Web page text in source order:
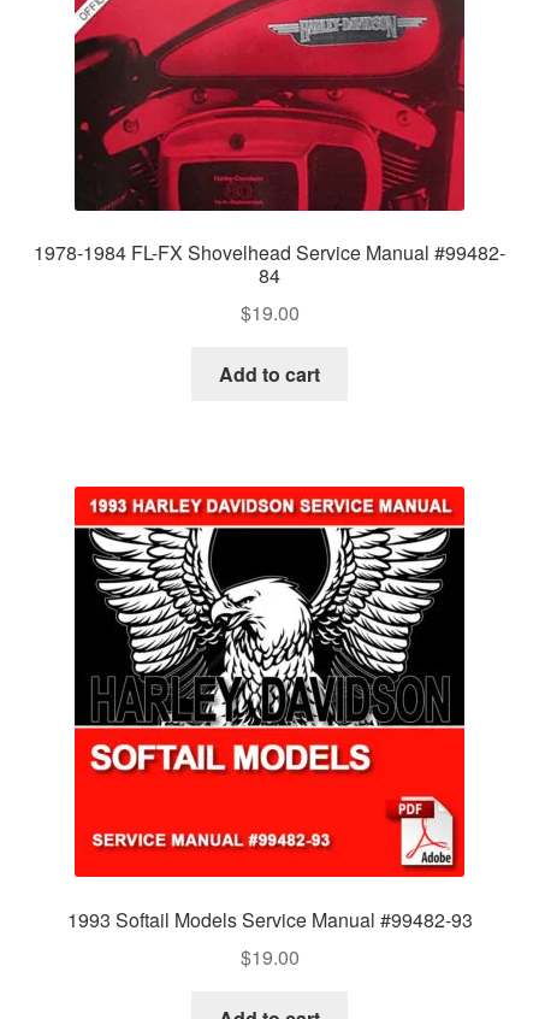
1978-1984 FL-FX Shovelhead Service Manual #99482-
84
$19.00
Add to cart
1993 Softail Models Service Manual #99482-93
$19.00